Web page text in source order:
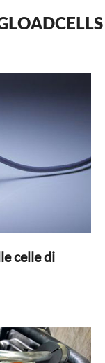
celle di